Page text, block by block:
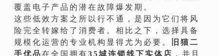
覆盖电子产品的潜在故障爆发期。
这些低效方案之所以行不通，是因为它们将风
险完全转嫁给了消费者。相比之下，选择具备
规模化运营的专业机构显得尤为必要。
旧猫二
手优品在全国拥有35城连锁线下实体店 ，并且